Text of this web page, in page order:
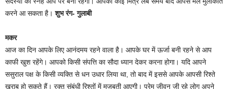
करने आ सकता है।शुभ रंग- गुलाबी
मकर
आज का दिन आपके लिए आनंदमय रहने वाला है। आपके घर में ऊर्जा बनी रहने से आप
काफी खुश रहेंगे। आपको किसी संपत्ति का सौदा ध्यान देकर करना होगा। यदि आपने
ससुराल पक्ष के किसी व्यक्ति से धन उधार लिया था, तो बाद में इससे आपके आपसी रिश्ते
खराब हो सकते हैं। रक्त संबंधी रिश्तों में मजबूती आएगी। प्रेम जीवन जी रहे लोग अपने